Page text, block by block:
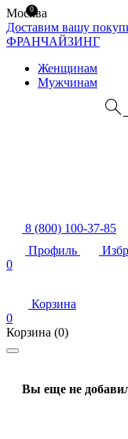
Москва
Доставим вашу
ФРАНЧАЙЗИНГ
Женщинам
Мужчинам
8 (800) 100-37-85
Профиль
0
Корзина
0
Корзина (0)
Вы еще не
0